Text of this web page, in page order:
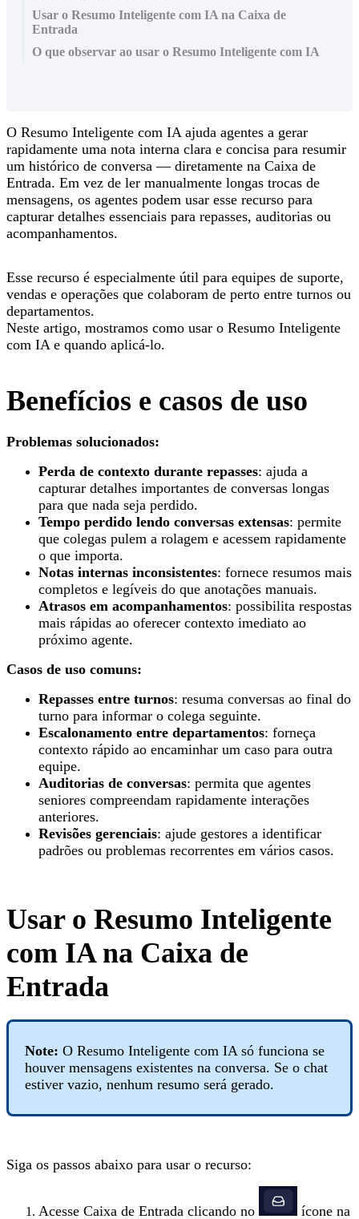
Usar o Resumo Inteligente com IA na Caixa de
Entrada
O que observar ao usar o Resumo Inteligente com IA
O Resumo Inteligente com IA ajuda agentes a gerar
rapidamente uma nota interna clara e concisa para resumir
um histórico de conversa — diretamente na Caixa de
Entrada. Em vez de ler manualmente longas trocas de
mensagens, os agentes podem usar esse recurso para
capturar detalhes essenciais para repasses, auditorias ou
acompanhamentos.
Esse recurso é especialmente útil para equipes de suporte,
vendas e operações que colaboram de perto entre turnos ou
departamentos.
Neste artigo, mostramos como usar o Resumo Inteligente
com IA e quando aplicá-lo.
Benefícios e casos de uso
Problemas solucionados:
Perda de contexto durante repasses: ajuda a
capturar detalhes importantes de conversas longas
para que nada seja perdido.
Tempo perdido lendo conversas extensas: permite
que colegas pulem a rolagem e acessem rapidamente
o que importa.
Notas internas inconsistentes: fornece resumos mais
completos e legíveis do que anotações manuais.
Atrasos em acompanhamentos: possibilita respostas
mais rápidas ao oferecer contexto imediato ao
próximo agente.
Casos de uso comuns:
Repasses entre turnos: resuma conversas ao final do
turno para informar o colega seguinte.
Escalonamento entre departamentos: forneça
contexto rápido ao encaminhar um caso para outra
equipe.
Auditorias de conversas: permita que agentes
seniores compreendam rapidamente interações
anteriores.
Revisões gerenciais: ajude gestores a identificar
padrões ou problemas recorrentes em vários casos.
Usar o Resumo Inteligente
com IA na Caixa de
Entrada
Note: O Resumo Inteligente com IA só funciona se
houver mensagens existentes na conversa. Se o chat
estiver vazio, nenhum resumo será gerado.
Siga os passos abaixo para usar o recurso:
Acesse Caixa de Entrada clicando no ícone na